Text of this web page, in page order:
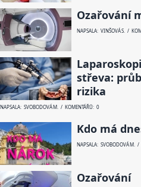
Ozařování
NAPSALA: VINŠOVÁ S. /
střeva:
rizika
NAPSALA: SVOBODOVÁ M. / KOMENTÁŘŮ: 0
Kdo má
NAPSALA: SVOBODOVÁ M.
Ozařování